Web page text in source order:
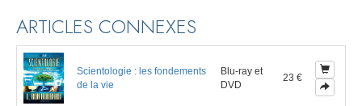
ARTICLES CONNEXES
Scientologie : les fondements
de la vie
Blu-ray et
DVD
23 €